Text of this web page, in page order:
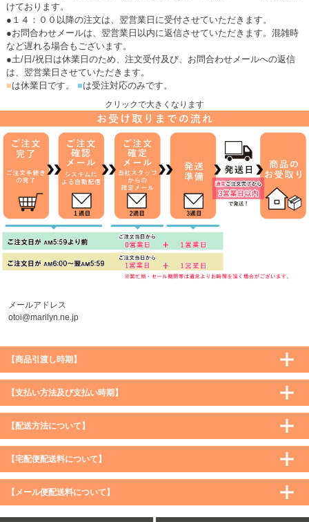
けております。
●１４：００以降の注文は、翌営業日に受付させていただきます。
●お問合わせメールは、翌営業日以内に返信させていただきます。混雑時
など遅れる場合もございます。
●土/日/祝日は休業日のため、注文受付及び、お問合わせメールへの返信
は、翌営業日させていただきます。
■は休業日です。 ■は受注対応のみです。
クリックで大きくなります
メールアドレス
otoi@marilyn.ne.jp
【商品引渡し時期】
【支払い方法及び支払い時期】
【配送方法について】
【宅配便配送料について】
購入価格 ／ 地域 通常 沖縄・離島など一部地域
5,900円（税込）未満
590円（税込）
【メール便配送料について】